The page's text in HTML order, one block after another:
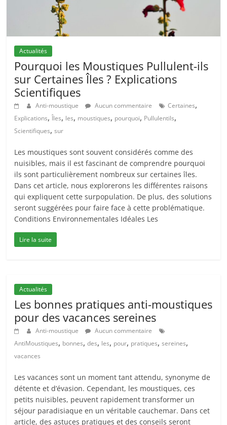
Actualités
Pourquoi les Moustiques Pullulent-ils
sur Certaines Îles ? Explications
Scientifiques
Anti-moustique Aucun commentaire Certaines,
Explications,Îles, les, moustiques, pourquoi, Pullulentils,
Scientifiques,sur
Les moustiques sont souvent considérés comme des
nuisibles, mais il est fascinant de comprendre pourquoi
ils sont particulièrement nombreux sur certaines îles.
Dans cet article, nous explorerons les différentes raisons
qui expliquent cette surpopulation. De plus, des solutions
seront suggérées pour faire face à cette problématique.
Conditions Environnementales Idéales Les
Lire la suite
Actualités
Les bonnes pratiques anti-moustiques
pour des vacances sereines
Anti-moustique
Aucun commentaire
AntiMoustiques, bonnes,des, les, pour, pratiques,sereines,
vacances
Les vacances sont un moment tant attendu, synonyme de
détente et d’évasion. Cependant, les moustiques, ces
petits nuisibles, peuvent rapidement transformer un
séjour paradisiaque en un véritable cauchemar. Dans cet
article, des astuces pratiques et des conseils seront